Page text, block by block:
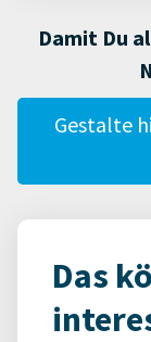
Damit Du
Gestalte
Das